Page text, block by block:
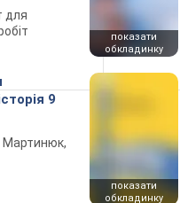
для
показати
обкладинку
9
Мартинюк,
показати
обкладинку